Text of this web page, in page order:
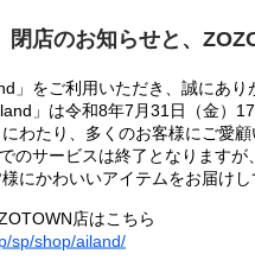
閉店のお知らせと、
」をご利用いただき、誠にあり
」は令和8年7月31日（金）
わたり、多くのお客様にご愛
のサービスは終了となります
にかわいいアイテムをお届け
店はこちら
sp/shop/ailand/